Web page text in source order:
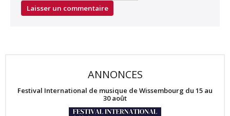
ANNONCES
Festival International de musique de Wissembourg du 15 au
30 août